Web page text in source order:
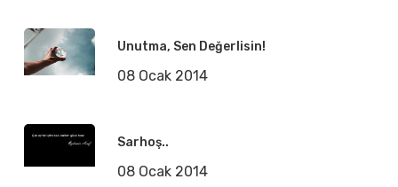
Unutma, Sen Değerlisin!
08 Ocak 2014
Sarhoş..
08 Ocak 2014